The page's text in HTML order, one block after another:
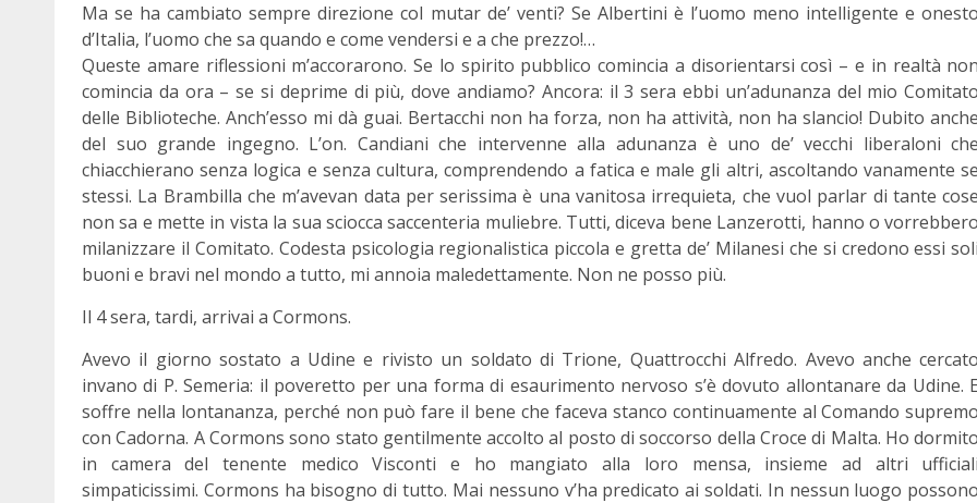
Ma se ha cambiato sempre direzione col mutar de’ venti? Se Albertini è l’uomo meno intelligente e onesto
d’Italia, l’uomo che sa quando e come vendersi e a che prezzo!…
Queste amare riflessioni m’accorarono. Se lo spirito pubblico comincia a disorientarsi così – e in realtà non
comincia da ora – se si deprime di più, dove andiamo? Ancora: il 3 sera ebbi un’adunanza del mio Comitato
delle Biblioteche. Anch’esso mi dà guai. Bertacchi non ha forza, non ha attività, non ha slancio! Dubito anche
del suo grande ingegno. L’on. Candiani che intervenne alla adunanza è uno de’ vecchi liberaloni che
chiacchierano senza logica e senza cultura, comprendendo a fatica e male gli altri, ascoltando vanamente se
stessi. La Brambilla che m’avevan data per serissima è una vanitosa irrequieta, che vuol parlar di tante cose
non sa e mette in vista la sua sciocca saccenteria muliebre. Tutti, diceva bene Lanzerotti, hanno o vorrebbero
milanizzare il Comitato. Codesta psicologia regionalistica piccola e gretta de’ Milanesi che si credono essi soli
buoni e bravi nel mondo a tutto, mi annoia maledettamente. Non ne posso più.
Il 4 sera, tardi, arrivai a Cormons.
Avevo il giorno sostato a Udine e rivisto un soldato di Trione, Quattrocchi Alfredo. Avevo anche cercato
invano di P. Semeria: il poveretto per una forma di esaurimento nervoso s’è dovuto allontanare da Udine. E
soffre nella lontananza, perché non può fare il bene che faceva stanco continuamente al Comando supremo
con Cadorna. A Cormons sono stato gentilmente accolto al posto di soccorso della Croce di Malta. Ho dormito
in camera del tenente medico Visconti e ho mangiato alla loro mensa, insieme ad altri ufficiali
simpaticissimi. Cormons ha bisogno di tutto. Mai nessuno v’ha predicato ai soldati. In nessun luogo possono